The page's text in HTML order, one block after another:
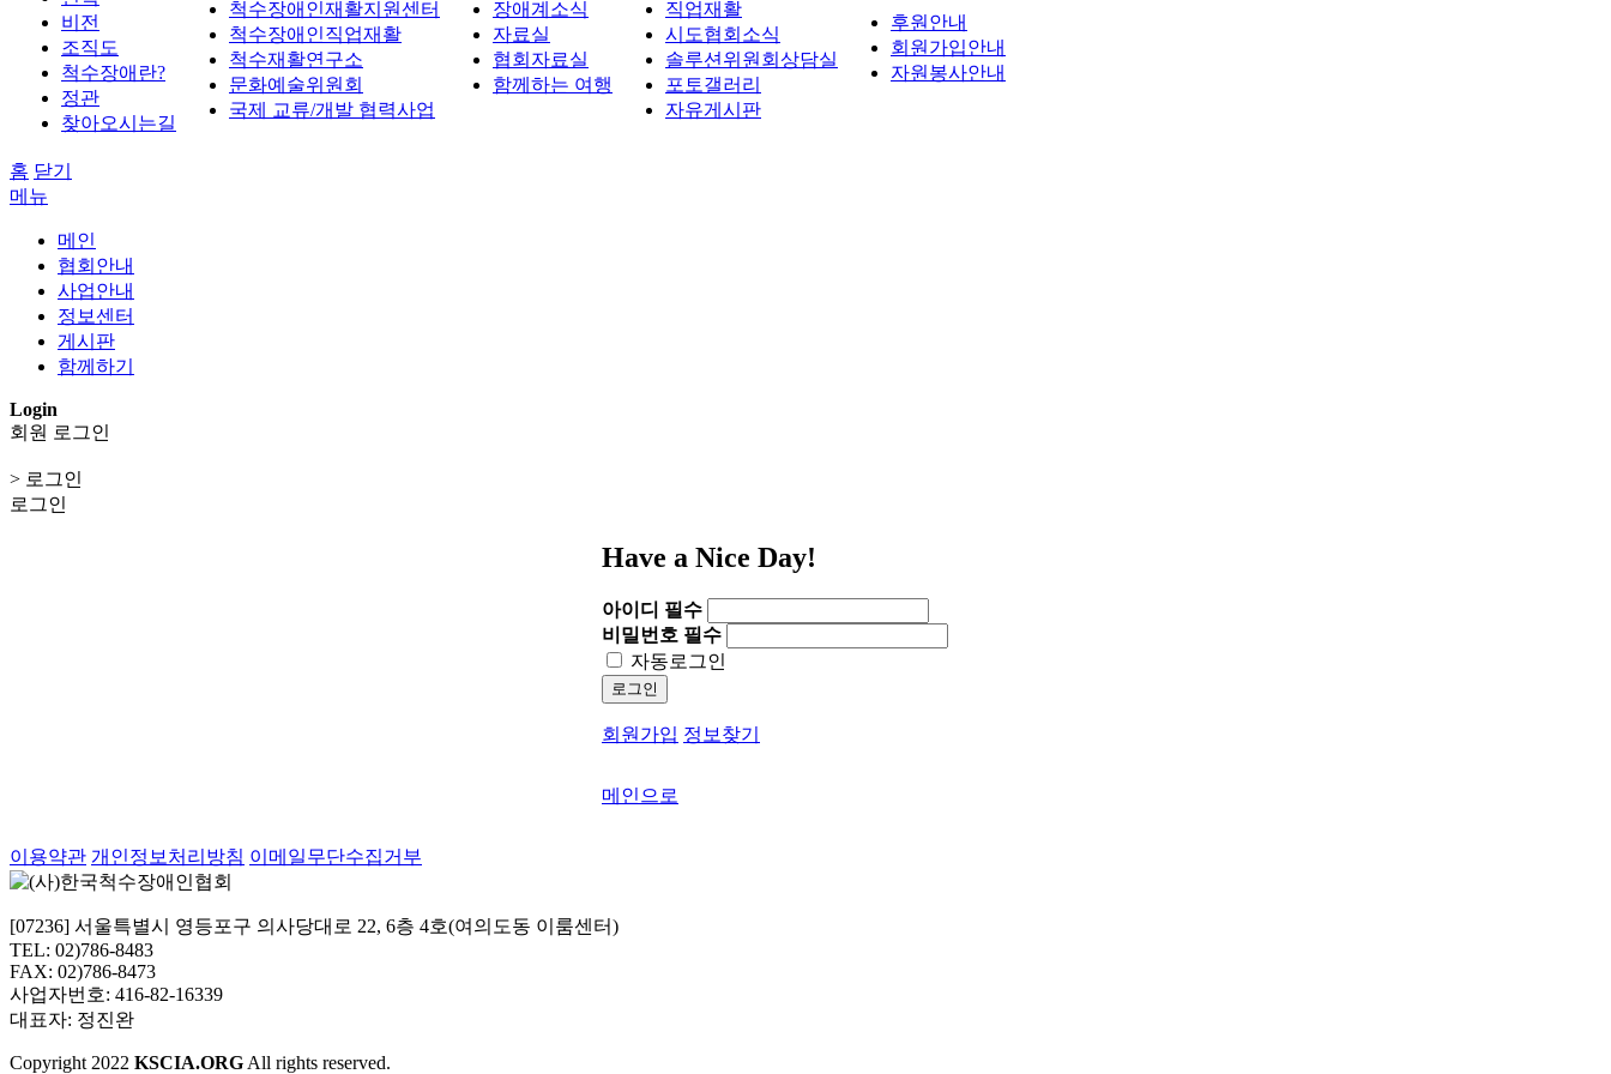
비전
조직도
척수장애란?
정관
찾아오시는길
척수장애인재활지원센터
척수장애인직업재활
척수재활연구소
문화예술위원회
국제 교류/개발 협력사업
장애계소식
자료실
협회자료실
함께하는 여행
직업재활
시도협회소식
솔루션위원회상담실
포토갤러리
자유게시판
후원안내
회원가입안내
자원봉사안내
홈 닫기
메뉴
메인
협회안내
사업안내
정보센터
게시판
함께하기
Login
회원 로그인
> 로그인
로그인
Have a Nice Day!
아이디 필수
비밀번호 필수
자동로그인
로그인
회원가입 정보찾기
메인으로
이용약관 개인정보처리방침 이메일무단수집거부
[07236] 서울특별시 영등포구 의사당대로 22, 6층 4호(여의도동 이룸센터)
TEL: 02)786-8483
FAX: 02)786-8473
사업자번호: 416-82-16339
대표자: 정진완
Copyright 2022 KSCIA.ORG All rights reserved.